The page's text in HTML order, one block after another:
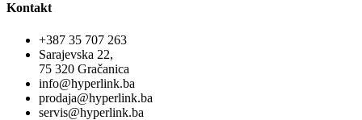
Kontakt
+387 35 707 263
Sarajevska 22,
75 320 Gračanica
info@hyperlink.ba
prodaja@hyperlink.ba
servis@hyperlink.ba